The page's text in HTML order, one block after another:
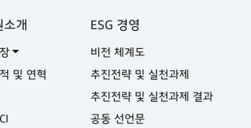
소개
및 연혁
ESG 경영
비전 체계도
추진전략 및 실천과제
추진전략 및 실천과제 결과
공동 선언문